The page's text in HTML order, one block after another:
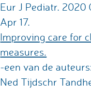
Eur J Pediatr. 2020
Apr 17.
Improving care for
measures.
-een van de
Ned Tijdschr